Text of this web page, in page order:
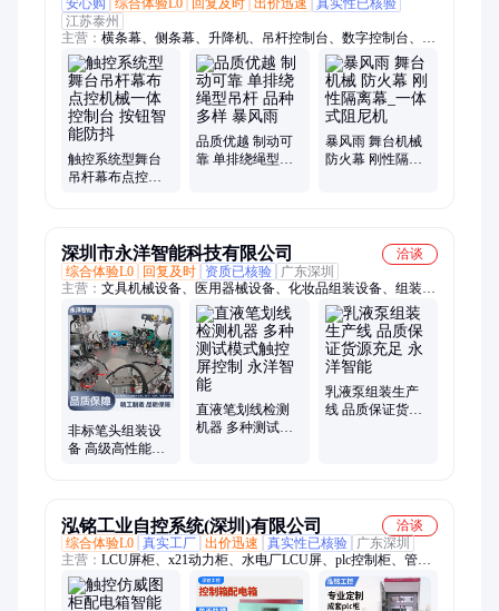
安心购
综合体验L0 回复及时 出价迅速
真实性已核验
江苏泰州
主营： 横条幕、侧条幕、升降机、吊杆控制台、数字控制台、机
械控制台、舞台机械、舞台灯光、吊杆杆体、舞台大幕、双层桁
架、舞台天幕、灯光吊杆、舞台檐幕、舞台会幕、舞台吊杆机、
三角笼杆体、舞台横帘幕、舞台侧帘幕、层绕绳型吊杆、单排绕
绳型吊杆
触控系统型舞台
吊杆幕布点控机
品质优越 制动可
靠 单排绕绳型吊
暴风雨 舞台机械
防火幕 刚性隔离
深圳市永洋智能科技有限公司
洽谈
综合体验L0
回复及时 资质已核验
广东深圳
主营： 文具机械设备、医用器械设备、化妆品组装设备、组装生
产线设备、采血器、试剂卡、试剂盒、采血针、验孕笔、水彩
笔、碳壳笔、五金塑胶、电子电器元件、末梢采血针、足跟采血
器、胶体金试剂盒、采血管、修正液、眼线笔罐装设备、圆珠笔
非标笔头组装设
备 高级高性能
直液笔划线检测
机器 多种测试模
乳液泵组装生产
线 品质保证货源
泓铭工业自控系统(深圳)有限公司
洽谈
综合体验L0 真实工厂 出价迅速 真实性已核验
广东深圳
主营： LCU屏柜、x21动力柜、水电厂LCU屏、plc控制柜、管廊
自控系统控制柜、恒压供水plc控制柜、水泵plc控制柜、软启动
控制柜、变频器控制柜、市政供水泵站控制柜、农田灌溉水泵控